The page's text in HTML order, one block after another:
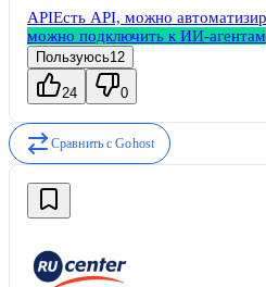
APIЕсть API, можно
можно подключить к ИИ-агентам
Пользуюсь12
24 0
Сравнить сGohost